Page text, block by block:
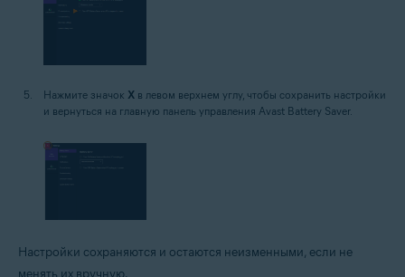
Нажмите значок X в левом верхнем углу, чтобы сохранить настройки
и вернуться на главную панель управления Avast Battery Saver.
Настройки сохраняются и остаются неизменными, если не